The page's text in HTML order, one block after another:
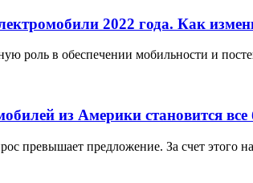
2022 года. Как
роль в обеспечении мобильности и
из Америки становится все
превышает предложение. За счет этого